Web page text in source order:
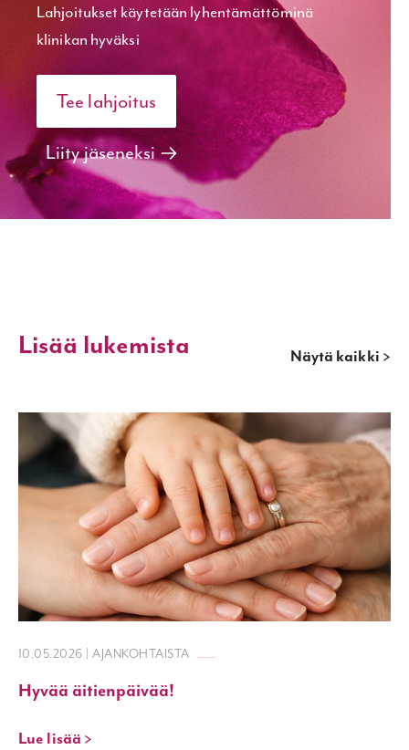
Lahjoitukset käytetään lyhentämät­töminä
klinikan hyväksi
Tee lahjoitus
Liity jäseneksi
Lisää lukemista Näytä kaikki >
10.05.2026 | AJANKOHTAISTA
Hyvää äitienpäivää!
Lue lisää >